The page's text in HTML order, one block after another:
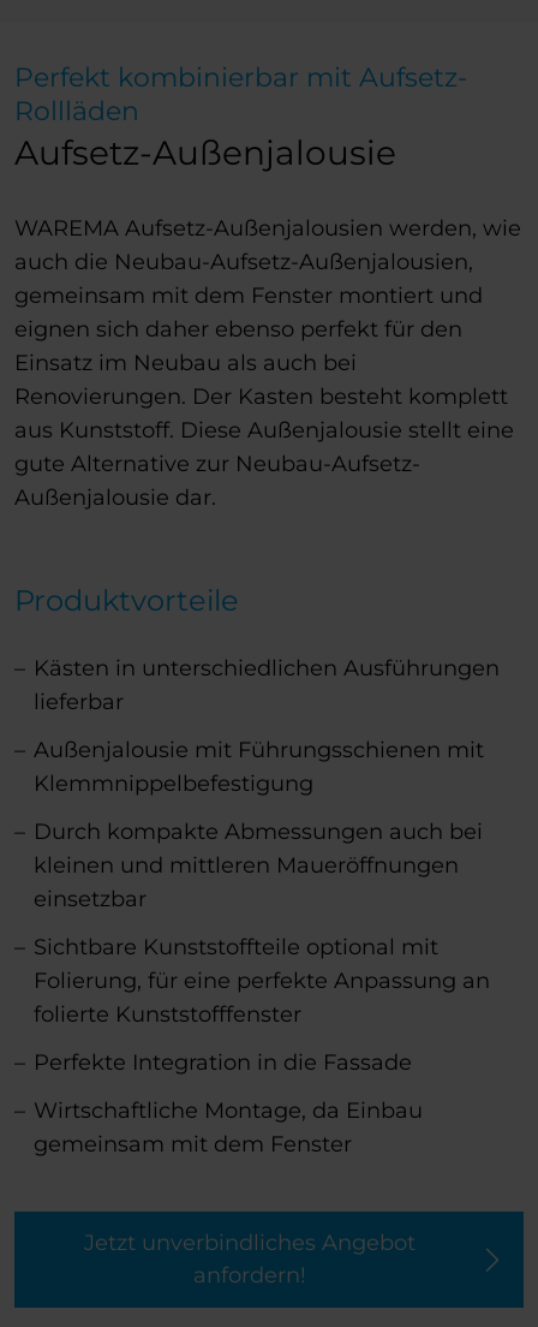
Perfekt kombinierbar mit Aufsetz-
Rollläden
Aufsetz-Außenjalousie
WAREMA Aufsetz-Außenjalousien werden, wie
auch die Neubau-Aufsetz-Außenjalousien,
gemeinsam mit dem Fenster montiert und
eignen sich daher ebenso perfekt für den
Einsatz im Neubau als auch bei
Renovierungen. Der Kasten besteht komplett
aus Kunststoff. Diese Außenjalousie stellt eine
gute Alternative zur Neubau-Aufsetz-
Außenjalousie dar.
Produktvorteile
Kästen in unterschiedlichen Ausführungen
lieferbar
Außenjalousie mit Führungsschienen mit
Klemmnippelbefestigung
Durch kompakte Abmessungen auch bei
kleinen und mittleren Maueröffnungen
einsetzbar
Sichtbare Kunststoffteile optional mit
Folierung, für eine perfekte Anpassung an
folierte Kunststofffenster
Perfekte Integration in die Fassade
Wirtschaftliche Montage, da Einbau
gemeinsam mit dem Fenster
Jetzt unverbindliches Angebot
anfordern!